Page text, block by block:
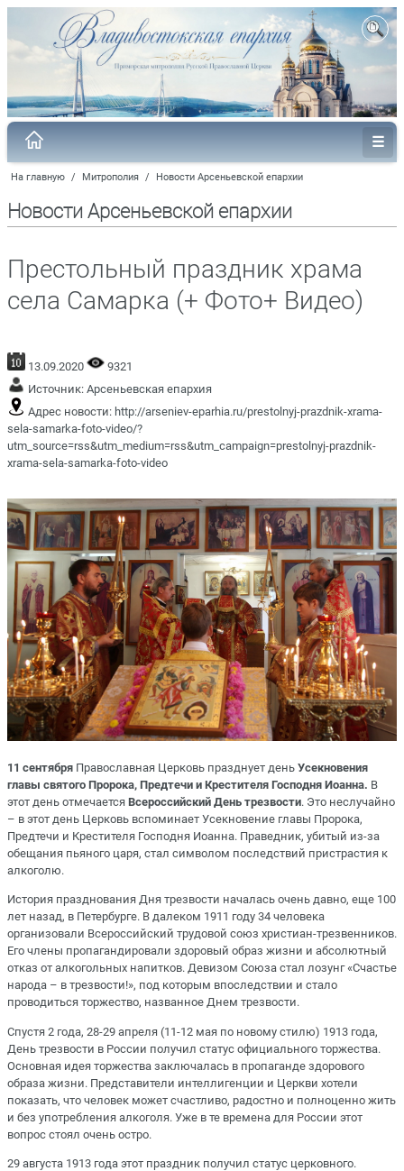
На главную / Митрополия / Новости Арсеньевской епархии
Новости Арсеньевской епархии
Престольный праздник храма
села Самарка (+ Фото+ Видео)
13.09.2020
9321
Источник: Арсеньевская епархия
Адрес новости: http://arseniev-eparhia.ru/prestolnyj-prazdnik-xrama-
sela-samarka-foto-video/?
utm_source=rss&utm_medium=rss&utm_campaign=prestolnyj-prazdnik-
xrama-sela-samarka-foto-video
11 сентября Православная Церковь празднует день Усекновения
главы святого Пророка, Предтечи и Крестителя Господня Иоанна. В
этот день отмечается Всероссийский День трезвости. Это неслучайно
– в этот день Церковь вспоминает Усекновение главы Пророка,
Предтечи и Крестителя Господня Иоанна. Праведник, убитый из-за
обещания пьяного царя, стал символом последствий пристрастия к
алкоголю.
История празднования Дня трезвости началась очень давно, еще 100
лет назад, в Петербурге. В далеком 1911 году 34 человека
организовали Всероссийский трудовой союз христиан-трезвенников.
Его члены пропагандировали здоровый образ жизни и абсолютный
отказ от алкогольных напитков. Девизом Союза стал лозунг «Счастье
народа – в трезвости!», под которым впоследствии и стало
проводиться торжество, названное Днем трезвости.
Спустя 2 года, 28-29 апреля (11-12 мая по новому стилю) 1913 года,
День трезвости в России получил статус официального торжества.
Основная идея торжества заключалась в пропаганде здорового
образа жизни. Представители интеллигенции и Церкви хотели
показать, что человек может счастливо, радостно и полноценно жить
и без употребления алкоголя. Уже в те времена для России этот
вопрос стоял очень остро.
29 августа 1913 года этот праздник получил статус церковного.